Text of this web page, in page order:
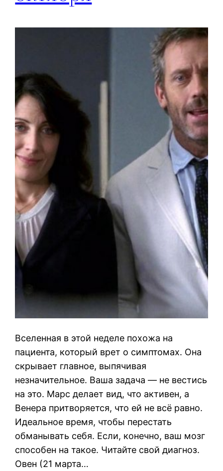
Вселенная в этой неделе похожа на
пациента, который врет о симптомах. Она
скрывает главное, выпячивая
незначительное. Ваша задача — не вестись
на это. Марс делает вид, что активен, а
Венера притворяется, что ей не всё равно.
Идеальное время, чтобы перестать
обманывать себя. Если, конечно, ваш мозг
способен на такое. Читайте свой диагноз.
Овен (21 марта…